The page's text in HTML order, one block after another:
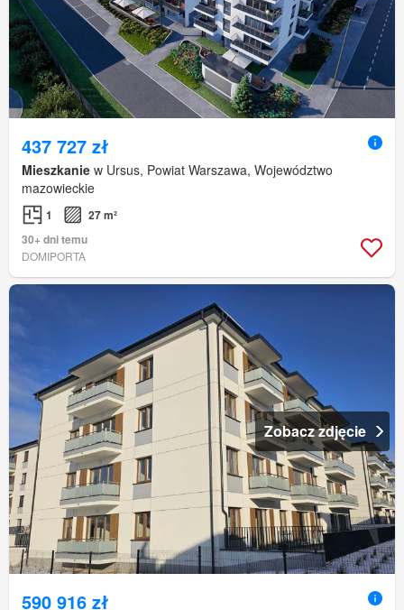
437 727 zł
Mieszkanie w Ursus, Powiat Warszawa, Województwo
mazowieckie
1
27 m²
30+ dni temu
DOMIPORTA
Zobacz zdjęcie
590 916 zł